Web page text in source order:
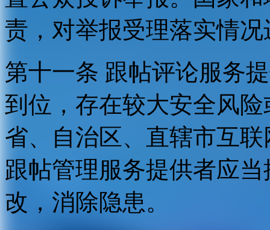
责，对举报受理落实情
第十一条 跟帖评论服务
到位，存在较大安全风
省、自治区、直辖市互
跟帖管理服务提供者应
改，消除隐患。